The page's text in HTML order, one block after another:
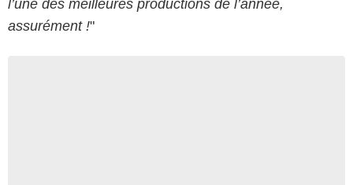
l’une des meilleures productions de l’année,
assurément !"